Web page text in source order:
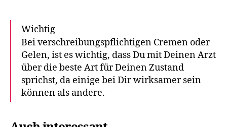
Wichtig
Bei verschreibungspflichtigen Cremen oder
Gelen, ist es wichtig, dass Du mit Deinen Arzt
über die beste Art für Deinen Zustand
sprichst, da einige bei Dir wirksamer sein
können als andere.